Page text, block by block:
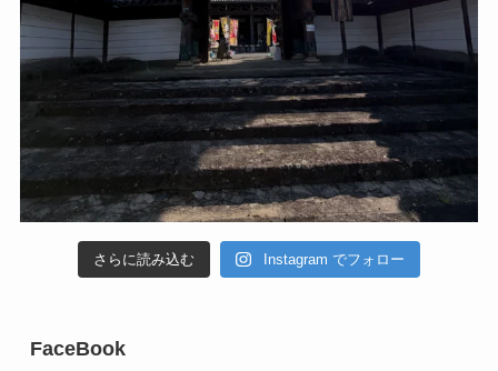
さらに読み込む Instagram でフォロー
FaceBook